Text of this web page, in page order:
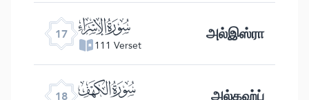
17 ﮝ
111 Verset அல்இஸ்ரா
ﮞ